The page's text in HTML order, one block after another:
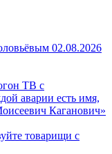
02.08.2026
ТВ с
аварии есть имя,
Каганович»
товарищи с